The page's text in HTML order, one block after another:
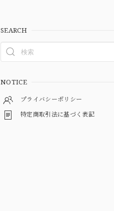
SEARCH
NOTICE
プライバシーポリシー
特定商取引法に基づく表記